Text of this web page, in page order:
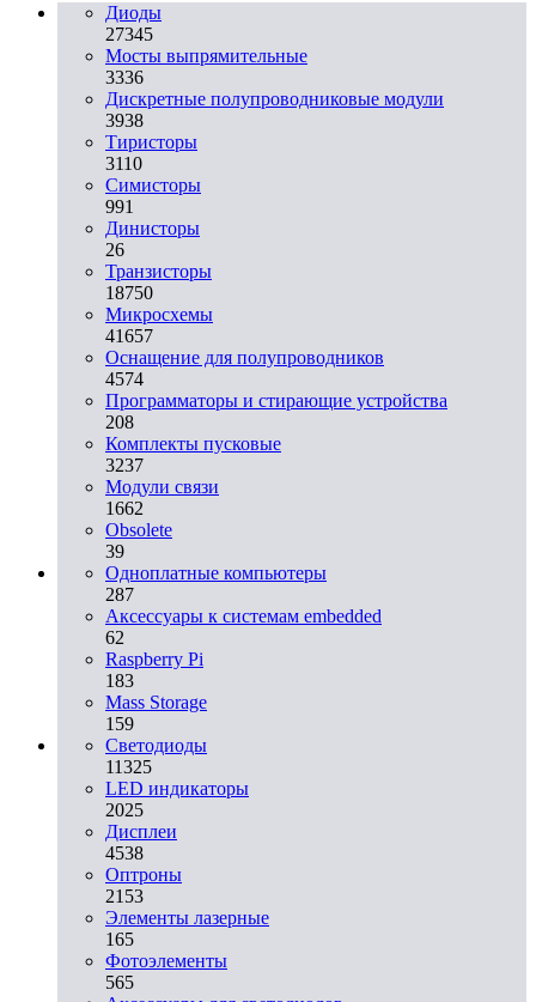
Диоды
27345
Мосты выпрямительные
3336
Дискретные полупроводниковые модули
3938
Тиристоры
3110
Симисторы
991
Динисторы
26
Транзисторы
18750
Микросхемы
41657
Оснащение для полупроводников
4574
Программаторы и стирающие устройства
208
Комплекты пусковые
3237
Модули связи
1662
Obsolete
39
Одноплатные компьютеры
287
Аксессуары к системам embedded
62
Raspberry Pi
183
Mass Storage
159
Светодиоды
11325
LED индикаторы
2025
Дисплеи
4538
Оптроны
2153
Элементы лазерные
165
Фотоэлементы
565